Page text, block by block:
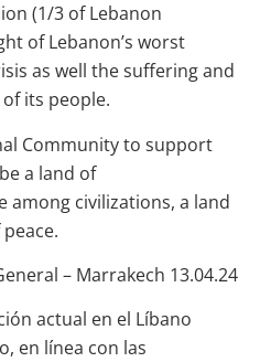
(1/3 of Lebanon
of Lebanon’s worst
as well the suffering and
its people.
Community to support
a land of
among civilizations, a land
– Marrakech 13.04.24
actual en el Líbano
en línea con las